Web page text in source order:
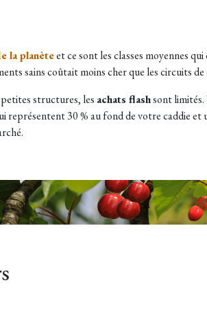
la planèteet ce sont les classes moyennes
sains coûtait moins cher que les circuits
structures, les achats flashsont
30 % au fond de votre caddie